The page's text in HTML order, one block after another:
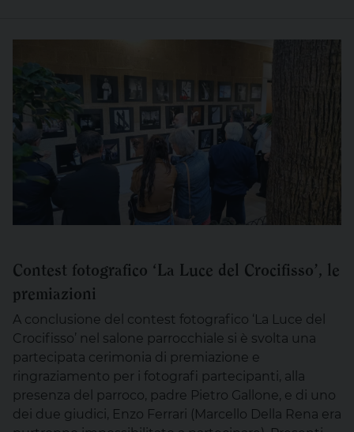
Contest fotografico ‘La Luce del Crocifisso’, le
premiazioni
A conclusione del contest fotografico ‘La Luce del
Crocifisso’ nel salone parrocchiale si è svolta una
partecipata cerimonia di premiazione e
ringraziamento per i fotografi partecipanti, alla
presenza del parroco, padre Pietro Gallone, e di uno
dei due giudici, Enzo Ferrari (Marcello Della Rena era